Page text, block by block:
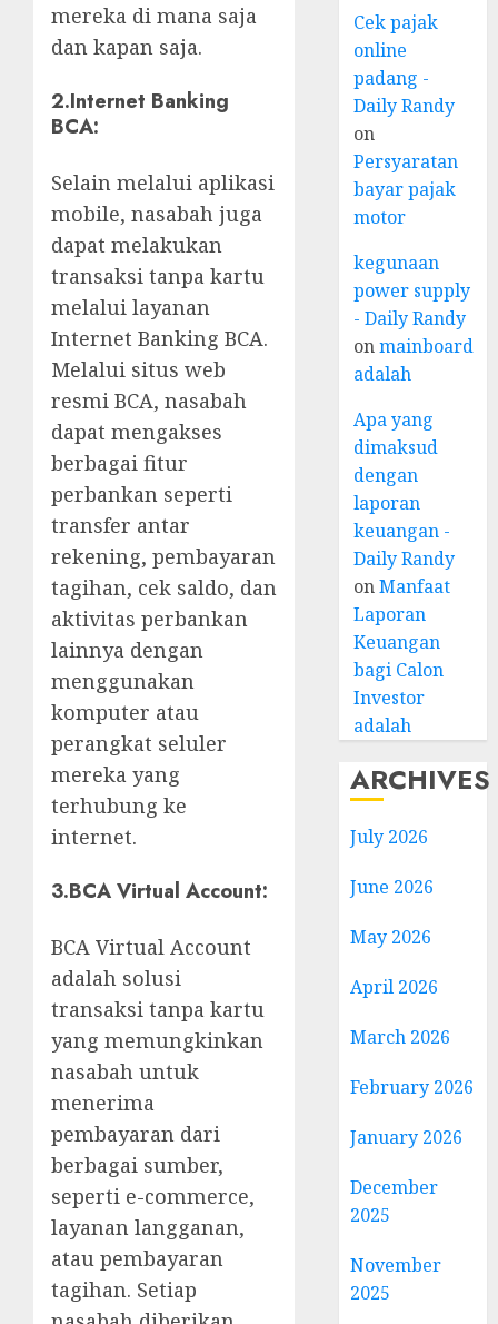
mereka di mana saja
dan kapan saja.
2.Internet Banking
BCA:
Selain melalui aplikasi
mobile, nasabah juga
dapat melakukan
transaksi tanpa kartu
melalui layanan
Internet Banking BCA.
Melalui situs web
resmi BCA, nasabah
dapat mengakses
berbagai fitur
perbankan seperti
transfer antar
rekening, pembayaran
tagihan, cek saldo, dan
aktivitas perbankan
lainnya dengan
menggunakan
komputer atau
perangkat seluler
mereka yang
terhubung ke
internet.
3.BCA Virtual Account:
BCA Virtual Account
adalah solusi
transaksi tanpa kartu
yang memungkinkan
nasabah untuk
menerima
pembayaran dari
berbagai sumber,
seperti e-commerce,
layanan langganan,
atau pembayaran
tagihan. Setiap
Cek pajak
online
padang -
Daily Randy
on
Persyaratan
bayar pajak
motor
kegunaan
power supply
- Daily Randy
onmainboard
adalah
Apa yang
dimaksud
dengan
laporan
keuangan -
Daily Randy
onManfaat
Laporan
Keuangan
bagi Calon
Investor
adalah
ARCHIVES
July 2026
June 2026
May 2026
April 2026
March 2026
February 2026
January 2026
December
2025
November
2025